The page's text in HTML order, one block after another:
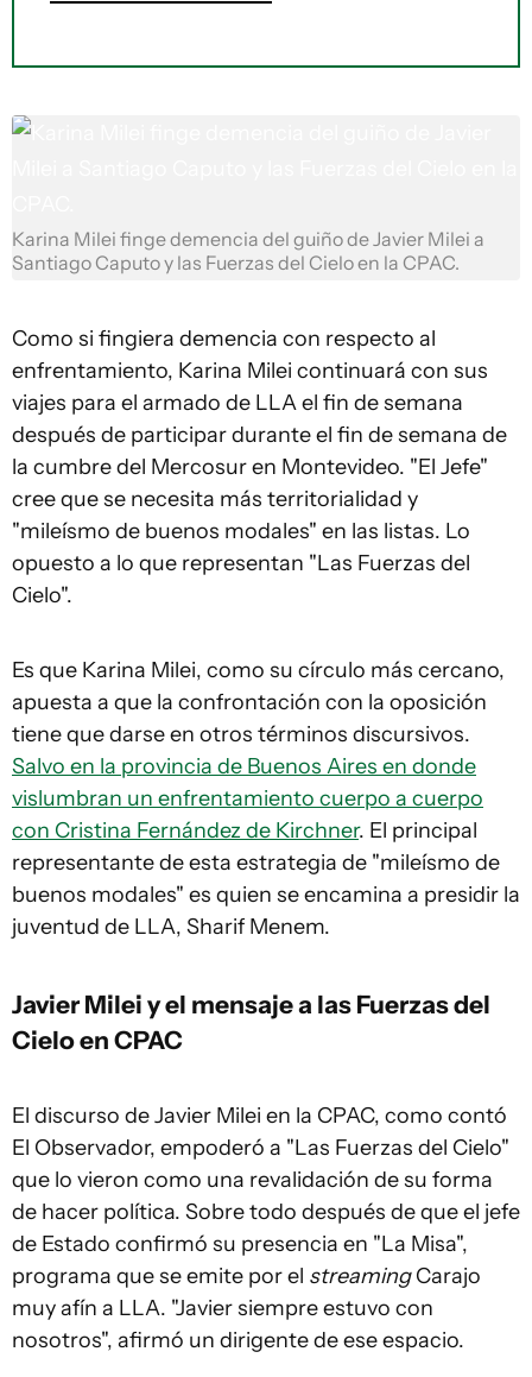
Karina Milei finge demencia del guiño de Javier Milei a
Santiago Caputo y las Fuerzas del Cielo en la CPAC.
Como si fingiera demencia con respecto al
enfrentamiento, Karina Milei continuará con sus
viajes para el armado de LLA el fin de semana
después de participar durante el fin de semana de
la cumbre del Mercosur en Montevideo. "El Jefe"
cree que se necesita más territorialidad y
"mileísmo de buenos modales" en las listas. Lo
opuesto a lo que representan "Las Fuerzas del
Cielo".
Es que Karina Milei, como su círculo más cercano,
apuesta a que la confrontación con la oposición
tiene que darse en otros términos discursivos.
Salvo en la provincia de Buenos Aires en donde
vislumbran un enfrentamiento cuerpo a cuerpo
con Cristina Fernández de Kirchner. El principal
representante de esta estrategia de "mileísmo de
buenos modales" es quien se encamina a presidir la
juventud de LLA, Sharif Menem.
Javier Milei y el mensaje a las Fuerzas del
Cielo en CPAC
El discurso de Javier Milei en la CPAC, como contó
El Observador, empoderó a "Las Fuerzas del Cielo"
que lo vieron como una revalidación de su forma
de hacer política. Sobre todo después de que el jefe
de Estado confirmó su presencia en "La Misa",
programa que se emite por el streamingCarajo
muy afín a LLA. "Javier siempre estuvo con
nosotros", afirmó un dirigente de ese espacio.